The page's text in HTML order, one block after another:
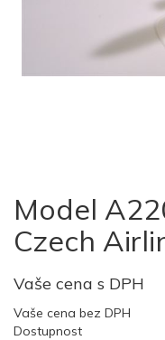
Model
Czech
Vaše cena s DPH
Vaše cena bez DPH
Dostupnost